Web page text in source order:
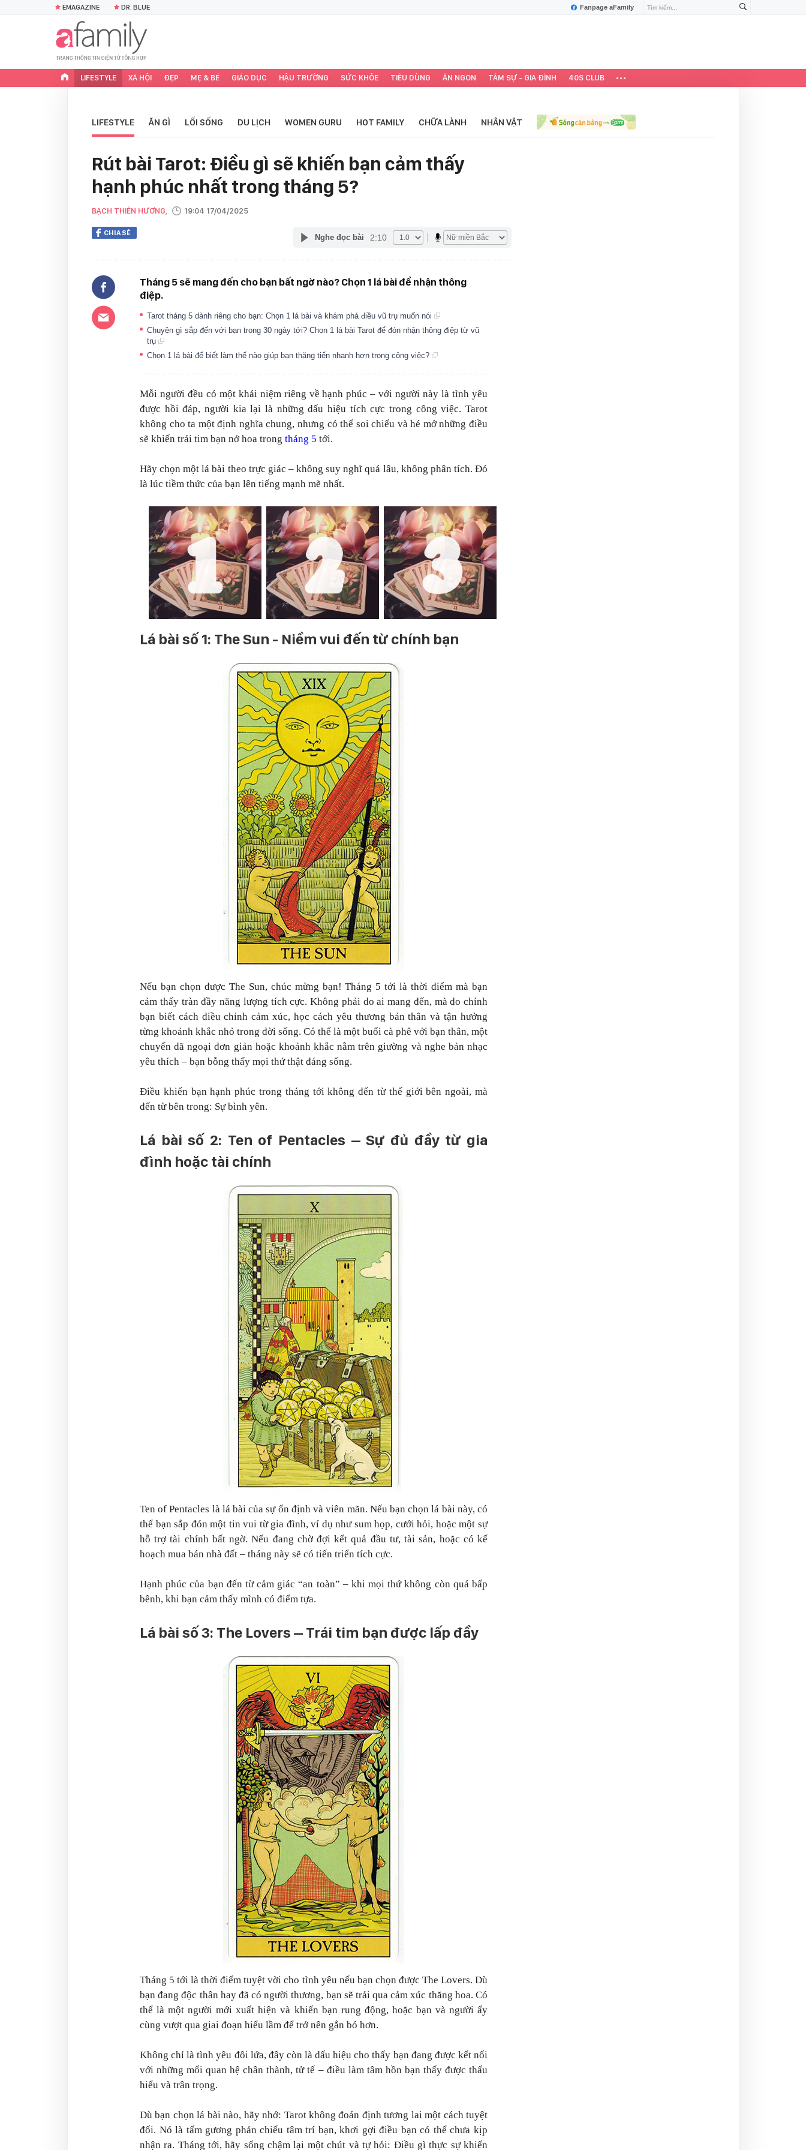
Fanpage aFamily
EMAGAZINE DR. BLUE
LIFESTYLE XÃ HỘI ĐẸP MẸ & BÉ GIÁO DỤC HẬU TRƯỜNG SỨC KHỎE TIÊU DÙNG ĂN NGON TÂM SỰ - GIA ĐÌNH 40S CLUB
LIFESTYLE ĂN GÌ LỐI SỐNG DU LỊCH WOMEN GURU HOT FAMILY CHỮA LÀNH NHÂN VẬT
Rút bài Tarot: Điều gì sẽ khiến bạn cảm thấy
hạnh phúc nhất trong tháng 5?
BẠCH THIÊN HƯƠNG, 19:04 17/04/2025
CHIA SẺ Nghe đọc bài 2:10
Tháng 5 sẽ mang đến cho bạn bất ngờ nào? Chọn 1 lá bài để nhận thông
điệp.
Tarot tháng 5 dành riêng cho bạn: Chọn 1 lá bài và khám phá điều vũ trụ muốn nói
Chuyện gì sắp đến với bạn trong 30 ngày tới? Chọn 1 lá bài Tarot để đón nhận thông điệp từ vũ
trụ
Chọn 1 lá bài để biết làm thế nào giúp bạn thăng tiến nhanh hơn trong công việc?
Mỗi người đều có một khái niệm riêng về hạnh phúc – với người này là tình yêu
được hồi đáp, người kia lại là những dấu hiệu tích cực trong công việc. Tarot
không cho ta một định nghĩa chung, nhưng có thể soi chiếu và hé mở những điều
sẽ khiến trái tim bạn nở hoa trong tháng 5 tới.
Hãy chọn một lá bài theo trực giác – không suy nghĩ quá lâu, không phân tích. Đó
là lúc tiềm thức của bạn lên tiếng mạnh mẽ nhất.
Lá bài số 1: The Sun - Niềm vui đến từ chính bạn
Nếu bạn chọn được The Sun, chúc mừng bạn! Tháng 5 tới là thời điểm mà bạn
cảm thấy tràn đầy năng lượng tích cực. Không phải do ai mang đến, mà do chính
bạn biết cách điều chỉnh cảm xúc, học cách yêu thương bản thân và tận hưởng
từng khoảnh khắc nhỏ trong đời sống. Có thể là một buổi cà phê với bạn thân, một
chuyến dã ngoại đơn giản hoặc khoảnh khắc nằm trên giường và nghe bản nhạc
yêu thích – bạn bỗng thấy mọi thứ thật đáng sống.
Điều khiến bạn hạnh phúc trong tháng tới không đến từ thế giới bên ngoài, mà
đến từ bên trong: Sự bình yên.
Lá bài số 2: Ten of Pentacles – Sự đủ đầy từ gia
đình hoặc tài chính
Ten of Pentacles là lá bài của sự ổn định và viên mãn. Nếu bạn chọn lá bài này, có
thể bạn sắp đón một tin vui từ gia đình, ví dụ như sum họp, cưới hỏi, hoặc một sự
hỗ trợ tài chính bất ngờ. Nếu đang chờ đợi kết quả đầu tư, tài sản, hoặc có kế
hoạch mua bán nhà đất – tháng này sẽ có tiến triển tích cực.
Hạnh phúc của bạn đến từ cảm giác “an toàn” – khi mọi thứ không còn quá bấp
bênh, khi bạn cảm thấy mình có điểm tựa.
Lá bài số 3: The Lovers – Trái tim bạn được lấp đầy
Tháng 5 tới là thời điểm tuyệt vời cho tình yêu nếu bạn chọn được The Lovers. Dù
bạn đang độc thân hay đã có người thương, bạn sẽ trải qua cảm xúc thăng hoa. Có
thể là một người mới xuất hiện và khiến bạn rung động, hoặc bạn và người ấy
cùng vượt qua giai đoạn hiểu lầm để trở nên gắn bó hơn.
Không chỉ là tình yêu đôi lứa, đây còn là dấu hiệu cho thấy bạn đang được kết nối
với những mối quan hệ chân thành, tử tế – điều làm tâm hồn bạn thấy được thấu
hiểu và trân trọng.
Dù bạn chọn lá bài nào, hãy nhớ: Tarot không đoán định tương lai một cách tuyệt
đối. Nó là tấm gương phản chiếu tâm trí bạn, khơi gợi điều bạn có thể chưa kịp
nhận ra. Tháng tới, hãy sống chậm lại một chút và tự hỏi: Điều gì thực sự khiến